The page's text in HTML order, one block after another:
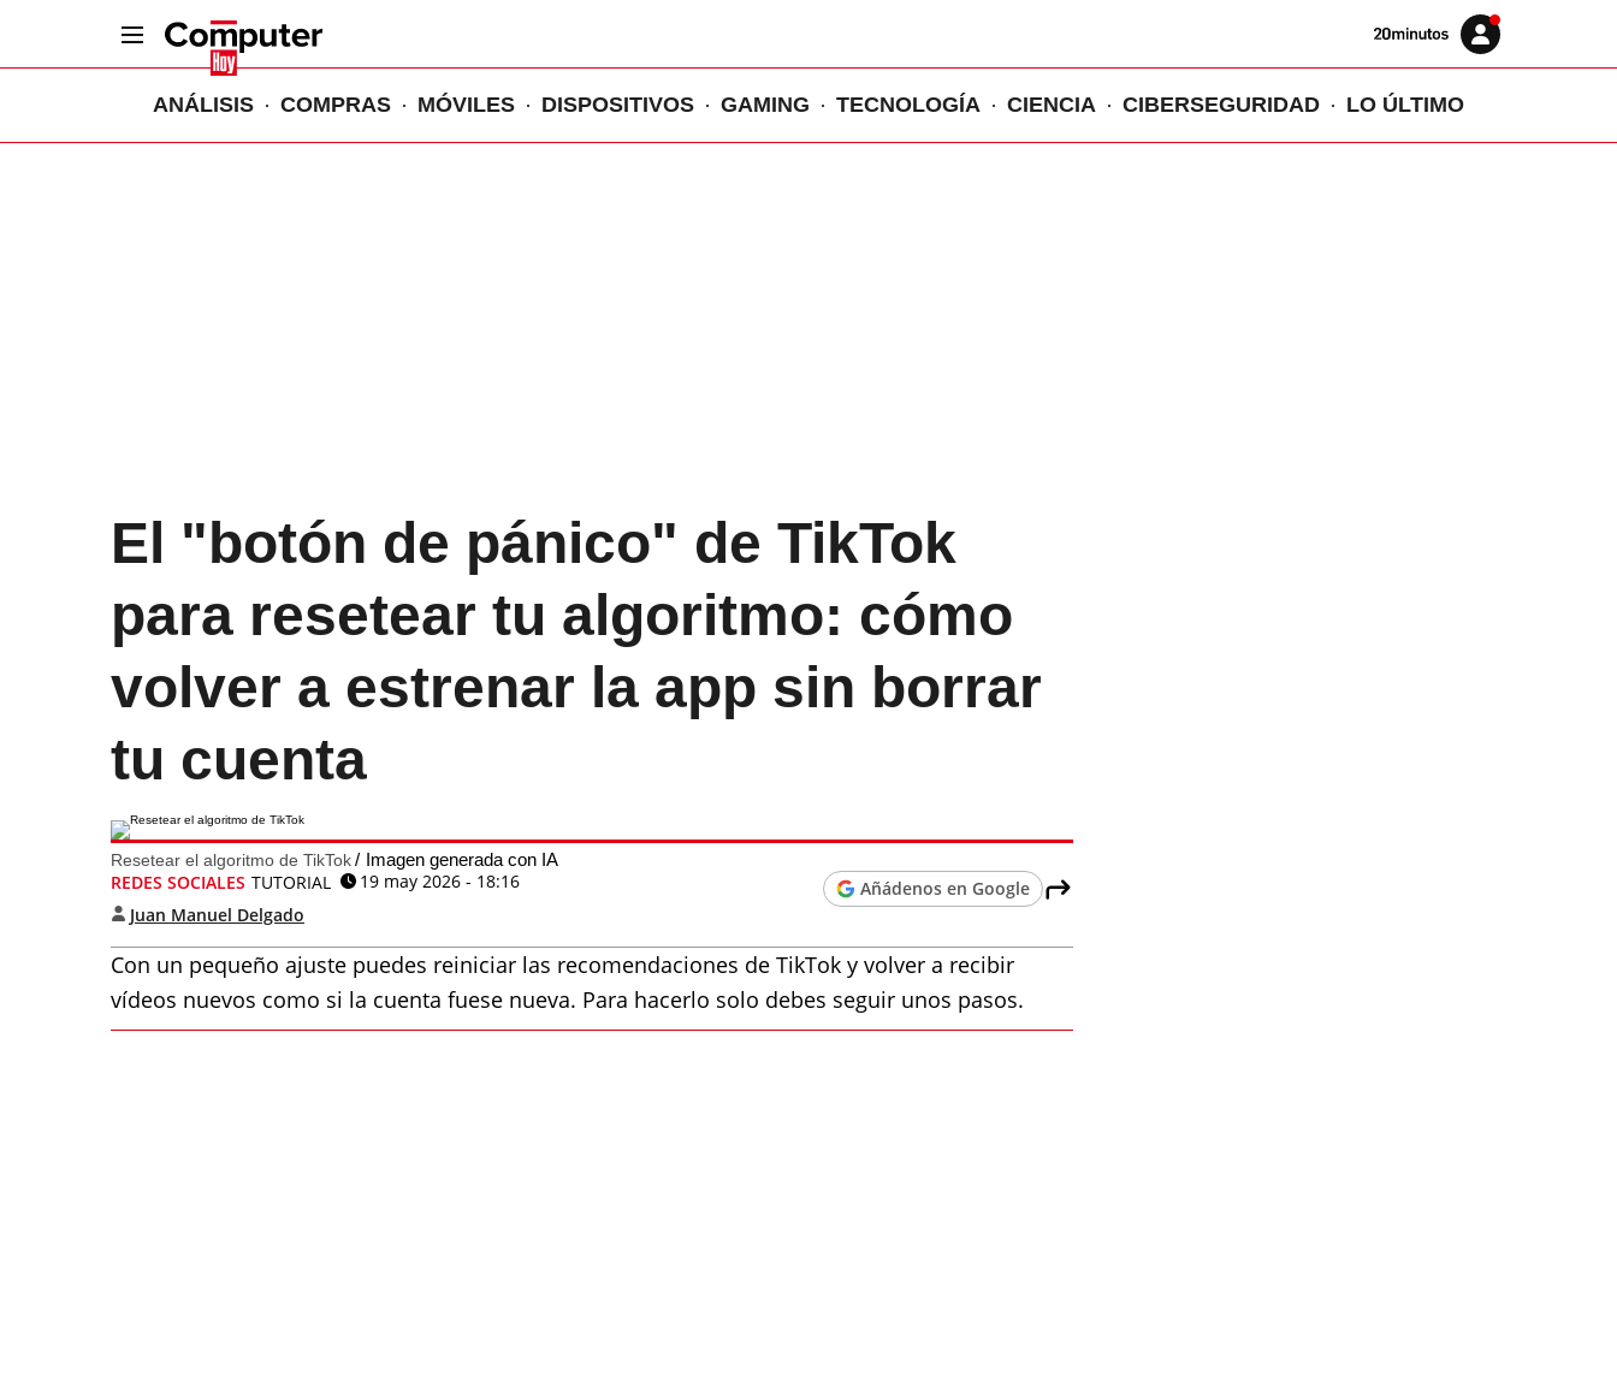
Volver
Iniciar
sesión
ANÁLISIS COMPRAS MÓVILES DISPOSITIVOS GAMING TECNOLOGÍA CIENCIA CIBERSEGURIDAD LO ÚLTIMO
El "botón de pánico" de TikTok
para resetear tu algoritmo: cómo
volver a estrenar la app sin borrar
tu cuenta
Resetear el algoritmo de TikTok Imagen generada con IA
REDES SOCIALES TUTORIAL
19 may 2026 - 18:16
Juan Manuel Delgado
Añádenos en Google
Con un pequeño ajuste puedes reiniciar las recomendaciones de TikTok y volver a recibir
vídeos nuevos como si la cuenta fuese nueva. Para hacerlo solo debes seguir unos pasos.